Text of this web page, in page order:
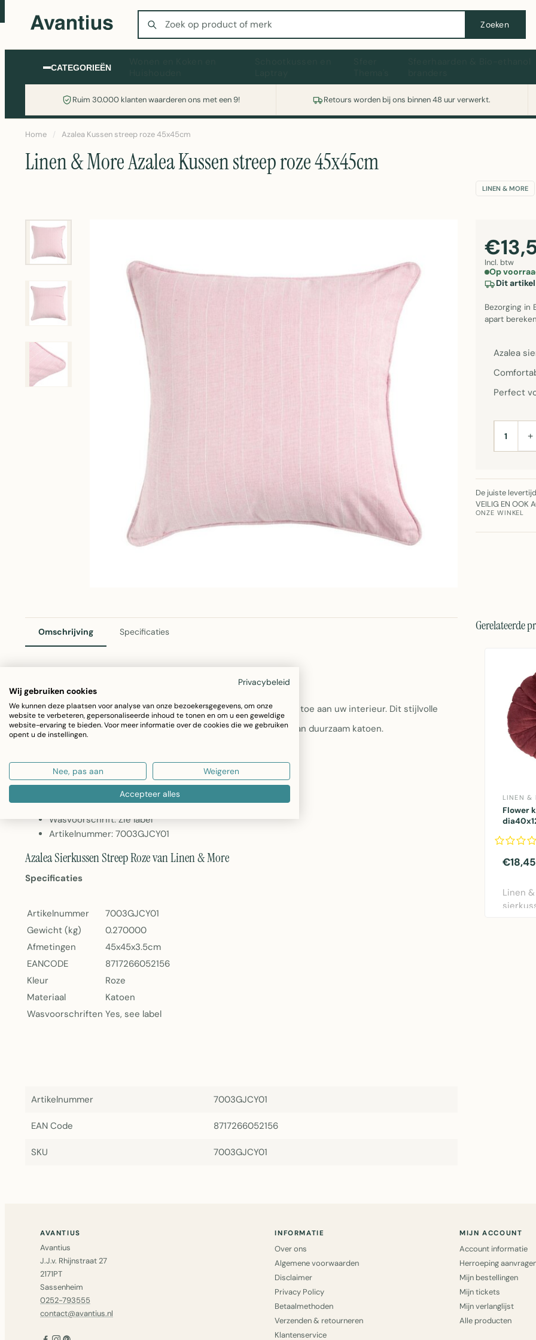
Zoeken
Zoeken
CATEGORIEËN
Ruim 30.000 klanten waarderen ons met een 9! Retours worden bij ons binnen 48 uur verwerkt.
Wasmachine of koelkast nodig? Vergelijk alle prijzen op Witgoedaanbod.nl
Home / Azalea Kussen streep roze 45x45cm
Linen & More Azalea Kussen streep roze 45x45cm
LINEN & MORE
Incl. btw
Op
Dit
Bezorging in
apart
Azalea
Perfect
AANTAL+
De juiste
VEILIG EN OOK
ONZE WINKEL
Omschrijving Specificaties
Azalea Sierkussen Streep Roze 45x45cm
Het Azalea sierkussen van Linen & More voegt een zacht accent toe aan uw interieur. Dit stijlvolle
kussen heeft een elegant streeppatroon in roze en is gemaakt van duurzaam katoen.
Afmetingen: 45x45 cm
Materiaal: 100% katoen
Kleur: Roze met streeppatroon
Gewicht: 270 gram
Wasvoorschrift: Zie label
Artikelnummer: 7003GJCY01
Azalea Sierkussen Streep Roze van Linen & More
Specificaties
Artikelnummer
7003GJCY01
Gewicht (kg)
0.270000
Afmetingen
45x45x3.5cm
EANCODE
8717266052156
Kleur
Roze
Materiaal
Katoen
Wasvoorschriften Yes, see label
Artikelnummer 7003GJCY01
EAN Code 8717266052156
SKU 7003GJCY01
Gerelateerde
LINEN &
Flower
€18,45
Linen
AVANTIUS
Avantius
J.J.v. Rhijnstraat 27
2171PT
Sassenheim
0252-793555
contact@avantius.nl
INFORMATIE
Over ons
Algemene voorwaarden
Disclaimer
Privacy Policy
Betaalmethoden
Verzenden & retourneren
Klantenservice
MIJN ACCOUNT
Account informatie
Herroeping
Mijn bestellingen
Mijn tickets
Mijn verlanglijst
Alle producten
Privacybeleid
Wij gebruiken cookies
We kunnen deze plaatsen voor analyse van onze bezoekersgegevens, om onze
website te verbeteren, gepersonaliseerde inhoud te tonen en om u een geweldige
website-ervaring te bieden. Voor meer informatie over de cookies die we gebruiken
opent u de instellingen.
Nee, pas aan Weigeren
Accepteer alles